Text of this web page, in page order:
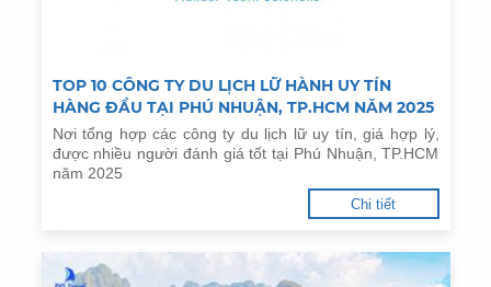
TOP 10 CÔNG TY DU LỊCH LỮ HÀNH UY TÍN
HÀNG ĐẦU TẠI PHÚ NHUẬN, TP.HCM NĂM 2025
Nơi tổng hợp các công ty du lịch lữ uy tín, giá hợp lý,
được nhiều người đánh giá tốt tại Phú Nhuận, TP.HCM
năm 2025
Chi tiết